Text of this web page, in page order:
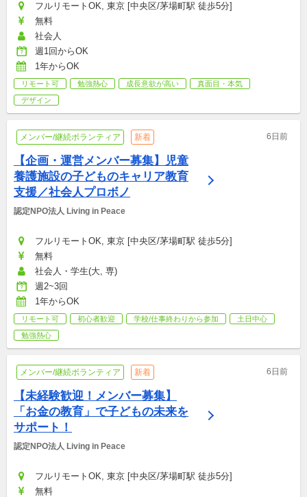
フルリモートOK, 東京 [中央区/茅場町駅 徒歩5分]
無料
社会人
週1回からOK
1年からOK
リモート可 勉強熱心 成長意欲が高い
真面目・本気
デザイン
メンバー/継続ボランティア 新着 6日前
【企画・運営メンバー募集】児童
養護施設の子どものキャリア教育
支援／社会人プロボノ
認定NPO法人 Living in Peace
フルリモートOK, 東京 [中央区/茅場町駅 徒歩5分]
無料
社会人・学生(大, 専)
週2~3回
1年からOK
リモート可 初心者歓迎 学校/仕事終わりから参加
土日中心
勉強熱心
メンバー/継続ボランティア 新着 6日前
【未経験歓迎！メンバー募集】
「お金の教育」で子どもの未来を
サポート！
認定NPO法人 Living in Peace
フルリモートOK, 東京 [中央区/茅場町駅 徒歩5分]
無料